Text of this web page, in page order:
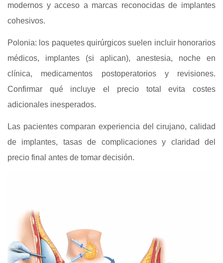
modernos y acceso a marcas reconocidas de implantes
cohesivos.
Polonia: los paquetes quirúrgicos suelen incluir honorarios
médicos, implantes (si aplican), anestesia, noche en
clínica, medicamentos postoperatorios y revisiones.
Confirmar qué incluye el precio total evita costes
adicionales inesperados.
Las pacientes comparan experiencia del cirujano, calidad
de implantes, tasas de complicaciones y claridad del
precio final antes de tomar decisión.